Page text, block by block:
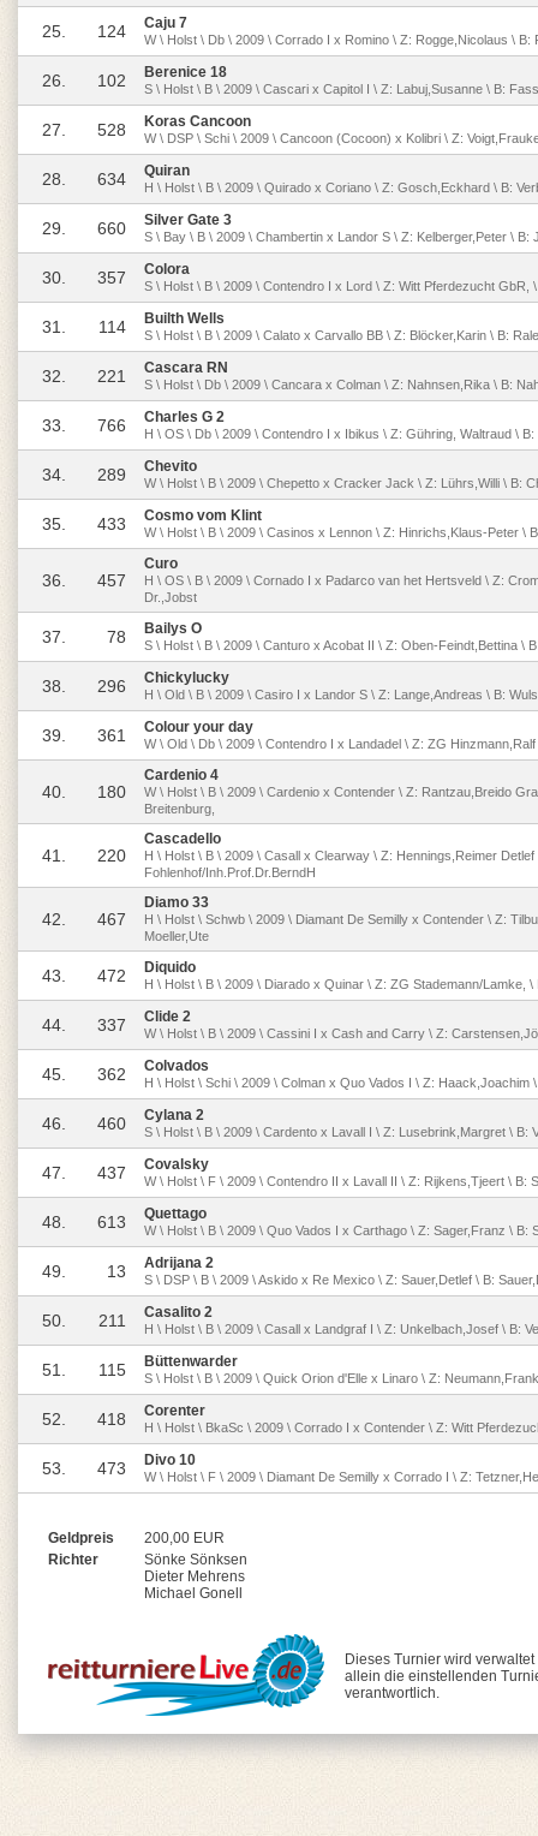
25. 124 Caju 7
W \ Holst \ Db \ 2009 \ Corrado I x Romino \ Z: Rogge,Nicolaus \ B:
26. 102 Berenice 18
S \ Holst \ B \ 2009 \ Cascari x Capitol I \ Z: Labuj,Susanne \ B:
27. 528 Koras Cancoon
W \ DSP \ Schi \ 2009 \ Cancoon (Cocoon) x Kolibri \ Z:
28. 634 Quiran
H \ Holst \ B \ 2009 \ Quirado x Coriano \ Z: Gosch,Eckhard \ B:
29. 660 Silver Gate 3
S \ Bay \ B \ 2009 \ Chambertin x Landor S \ Z: Kelberger,Peter \ B:
30. 357 Colora
S \ Holst \ B \ 2009 \ Contendro I x Lord \ Z: Witt Pferdezucht GbR,
31. 114 Builth Wells
S \ Holst \ B \ 2009 \ Calato x Carvallo BB \ Z: Blöcker,Karin \ B:
32. 221 Cascara RN
S \ Holst \ Db \ 2009 \ Cancara x Colman \ Z: Nahnsen,Rika \ B:
33. 766 Charles G 2
H \ OS \ Db \ 2009 \ Contendro I x Ibikus \ Z: Gühring, Waltraud \
34. 289 Chevito
W \ Holst \ B \ 2009 \ Chepetto x Cracker Jack \ Z: Lührs,Willi \ B:
35. 433 Cosmo vom Klint
W \ Holst \ B \ 2009 \ Casinos x Lennon \ Z: Hinrichs,Klaus-Peter \
36. 457
Curo
H \ OS \ B \ 2009 \ Cornado I x Padarco van het Hertsveld \ Z:
Dr.,Jobst
37. 78 Bailys O
S \ Holst \ B \ 2009 \ Canturo x Acobat II \ Z: Oben-Feindt,Bettina \
38. 296 Chickylucky
H \ Old \ B \ 2009 \ Casiro I x Landor S \ Z: Lange,Andreas \ B:
39. 361 Colour your day
W \ Old \ Db \ 2009 \ Contendro I x Landadel \ Z: ZG
40. 180
Cardenio 4
W \ Holst \ B \ 2009 \ Cardenio x Contender \ Z: Rantzau,Breido
Breitenburg,
41. 220
Cascadello
H \ Holst \ B \ 2009 \ Casall x Clearway \ Z: Hennings,Reimer
Fohlenhof/Inh.Prof.Dr.BerndH
42. 467
Diamo 33
H \ Holst \ Schwb \ 2009 \ Diamant De Semilly x Contender \ Z:
Moeller,Ute
43. 472 Diquido
H \ Holst \ B \ 2009 \ Diarado x Quinar \ Z: ZG Stademann/Lamke, \
44. 337 Clide 2
W \ Holst \ B \ 2009 \ Cassini I x Cash and Carry \ Z:
45. 362 Colvados
H \ Holst \ Schi \ 2009 \ Colman x Quo Vados I \ Z: Haack,Joachim
46. 460 Cylana 2
S \ Holst \ B \ 2009 \ Cardento x Lavall I \ Z: Lusebrink,Margret \ B:
47. 437 Covalsky
W \ Holst \ F \ 2009 \ Contendro II x Lavall II \ Z: Rijkens,Tjeert \ B:
48. 613 Quettago
W \ Holst \ B \ 2009 \ Quo Vados I x Carthago \ Z: Sager,Franz \ B:
49. 13 Adrijana 2
S \ DSP \ B \ 2009 \ Askido x Re Mexico \ Z: Sauer,Detlef \ B:
50. 211 Casalito 2
H \ Holst \ B \ 2009 \ Casall x Landgraf I \ Z: Unkelbach,Josef \ B:
51. 115 Büttenwarder
S \ Holst \ B \ 2009 \ Quick Orion d'Elle x Linaro \ Z:
52. 418 Corenter
H \ Holst \ BkaSc \ 2009 \ Corrado I x Contender \ Z: Witt
53. 473 Divo 10
W \ Holst \ F \ 2009 \ Diamant De Semilly x Corrado I \ Z:
Geldpreis
200,00 EUR
Richter
Sönke Sönksen
Dieter Mehrens
Michael Gonell
Dieses Turnier wird
allein die einstellenden
verantwortlich.